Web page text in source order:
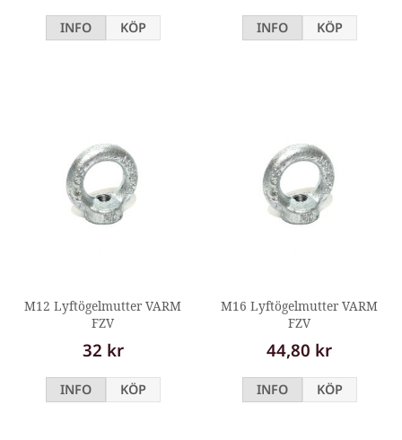
INFO KÖP INFO KÖP
M12 Lyftögelmutter VARM
FZV
32 kr
INFO KÖP
M16 Lyftögelmutter VARM
FZV
44,80 kr
INFO KÖP